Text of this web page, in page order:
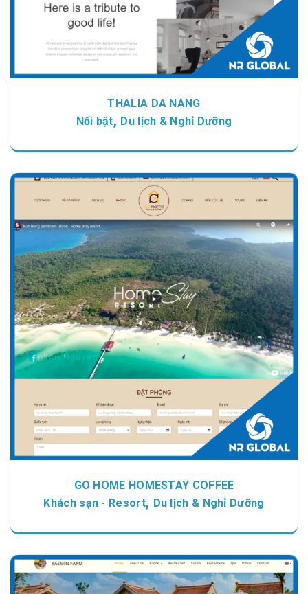
THALIA DA NANG
Nổi bật, Du lịch & Nghỉ Dưỡng
Chi tiết Xem giao diện
GO HOME HOMESTAY COFFEE
Khách sạn - Resort, Du lịch & Nghỉ Dưỡng